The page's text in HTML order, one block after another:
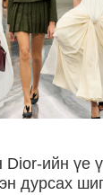
ийн үе
дурсах